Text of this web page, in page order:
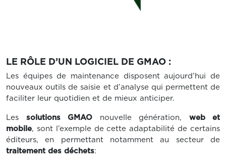
LE RÔLE D’UN LOGICIEL DE GMAO :
Les équipes de maintenance disposent aujourd’hui de
nouveaux outils de saisie et d’analyse qui permettent de
faciliter leur quotidien et de mieux anticiper.
Les solutions GMAO nouvelle génération, web et
mobile, sont l’exemple de cette adaptabilité de certains
éditeurs, en permettant notamment au secteur de
traitement des déchets: